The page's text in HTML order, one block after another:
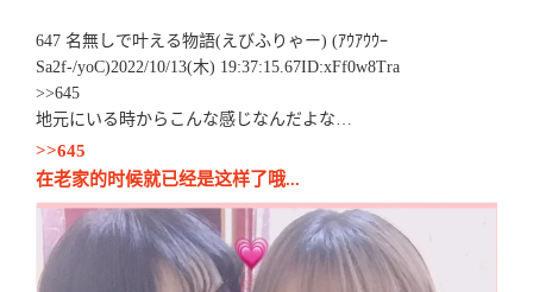
647 名無しで叶える物語(えびふりゃー) (ｱｳｱｳｳｰ
Sa2f-/yoC)2022/10/13(木) 19:37:15.67ID:xFf0w8Tra
>>645
地元にいる時からこんな感じなんだよな…
>>645
在老家的时候就已经是这样了哦...